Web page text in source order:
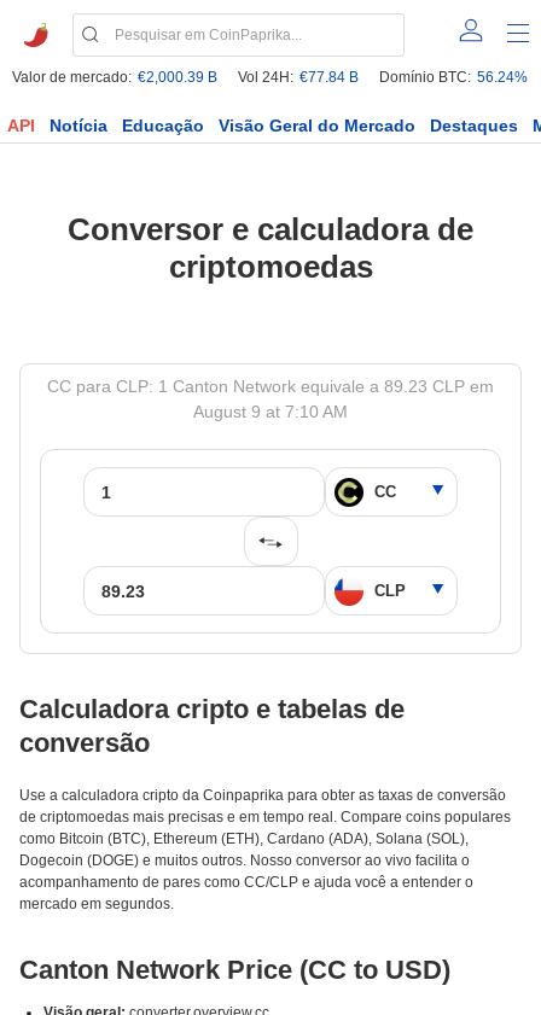
Valor de mercado: €2,000.39 B Vol 24H: €77.84 B Domínio BTC: 56.24%
API Notícia Educação Visão Geral do Mercado Destaques
Conversor e calculadora de
criptomoedas
CC para CLP: 1 Canton Network equivale a 89.23 CLP em
August 9 at 7:10 AM
Calculadora cripto e tabelas de
conversão
Use a calculadora cripto da Coinpaprika para obter as taxas de conversão
de criptomoedas mais precisas e em tempo real. Compare coins populares
como Bitcoin (BTC), Ethereum (ETH), Cardano (ADA), Solana (SOL),
Dogecoin (DOGE) e muitos outros. Nosso conversor ao vivo facilita o
acompanhamento de pares como CC/CLP e ajuda você a entender o
mercado em segundos.
Canton Network Price (CC to USD)